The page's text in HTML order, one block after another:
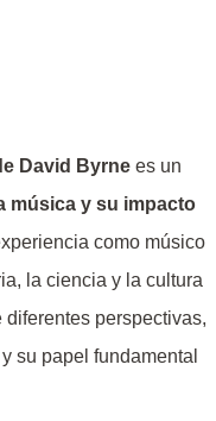
David Byrne es un
música y su impacto
como músico
la ciencia y la cultura
perspectivas,
su papel fundamental